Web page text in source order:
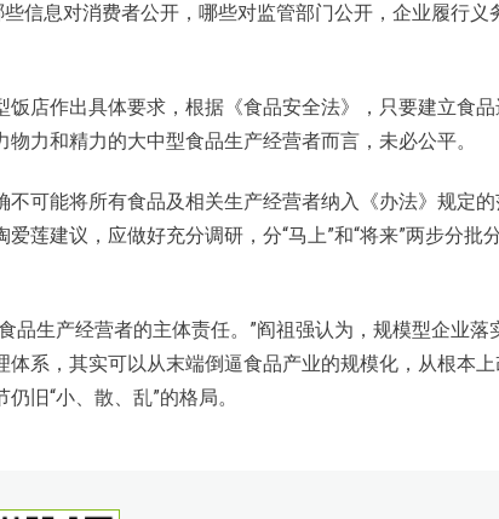
信息对消费者公开，哪些对监管部门公开，企业履行义
店作出具体要求，根据《食品安全法》，只要建立食
力和精力的大中型食品生产经营者而言，未必公平。
可能将所有食品及相关生产经营者纳入《办法》规定的
莲建议，应做好充分调研，分“马上”和“将来”两步分批
生产经营者的主体责任。”阎祖强认为，规模型企业落
系，其实可以从末端倒逼食品产业的规模化，从根本
旧“小、散、乱”的格局。